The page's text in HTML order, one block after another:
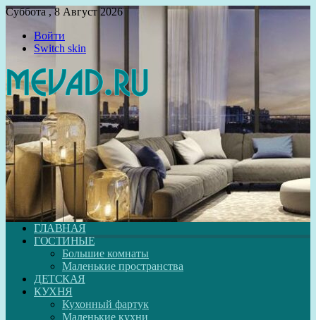
Суббота , 8 Август 2026
Войти
Switch skin
ГЛАВНАЯ
ГОСТИНЫЕ
Большие комнаты
Маленькие пространства
ДЕТСКАЯ
КУХНЯ
Кухонный фартук
Маленькие кухни